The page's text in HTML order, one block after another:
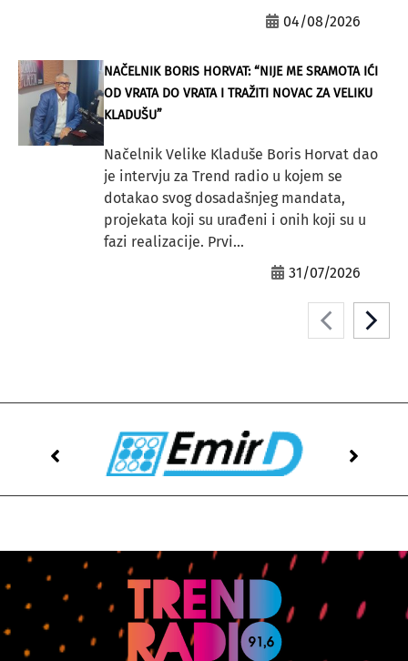
04/08/2026
NAČELNIK BORIS HORVAT: “NIJE ME SRAMOTA IĆI
OD VRATA DO VRATA I TRAŽITI NOVAC ZA VELIKU
KLADUŠU”
Načelnik Velike Kladuše Boris Horvat dao
je intervju za Trend radio u kojem se
dotakao svog dosadašnjeg mandata,
projekata koji su urađeni i onih koji su u
fazi realizacije. Prvi...
31/07/2026